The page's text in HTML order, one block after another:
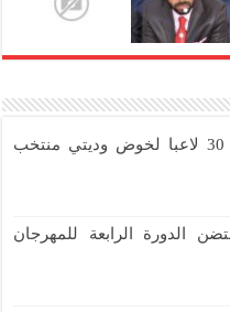
الركراكي يستدعي 30 لاعبا لخوض وديتي منتخب
الدورة الرابعة للمهرجان